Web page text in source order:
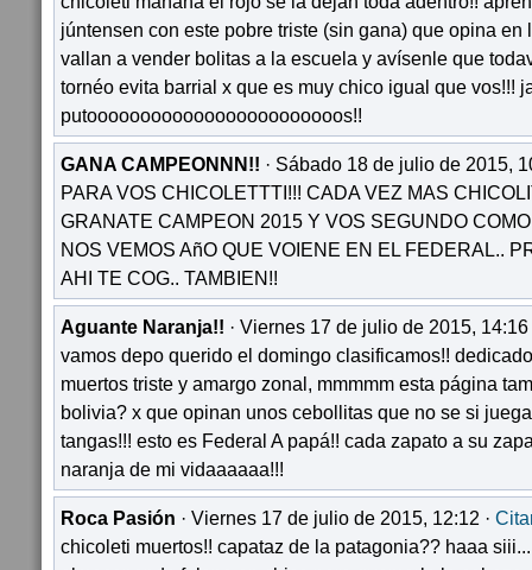
júntensen con este pobre triste (sin gana) que opina en
vallan a vender bolitas a la escuela y avísenle que
tornéo evita barrial x que es muy chico igual que vos!!!
putoooooooooooooooooooooooos!!
GANA CAMPEONNN!! · Sábado 18 de julio de 2015,
PARA VOS CHICOLETTTI!!! CADA VEZ MAS
GRANATE CAMPEON 2015 Y VOS SEGUNDO
NOS VEMOS AñO QUE VOIENE EN EL FEDERAL..
AHI TE COG.. TAMBIEN!!
Aguante Naranja!! · Viernes 17 de julio de 2015, 14:16
vamos depo querido el domingo clasificamos!!
muertos triste y amargo zonal, mmmmm esta página
bolivia? x que opinan unos cebollitas que no se si
tangas!!! esto es Federal A papá!! cada zapato a su
naranja de mi vidaaaaaa!!!
Roca Pasión · Viernes 17 de julio de 2015, 12:12 ·
chicoleti muertos!! capataz de la patagonia?? haaa